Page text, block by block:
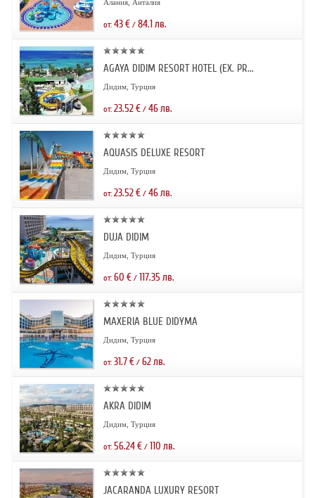
Алания, Анталия
от: 43€/ 84.1лв.
AGAYA DIDIM RESORT HOTEL (EX. PR...
Дидим, Турция
от: 23.52€/ 46лв.
AQUASIS DELUXE RESORT
Дидим, Турция
от: 23.52€/ 46лв.
DUJA DIDIM
Дидим, Турция
от: 60 €/ 117.35 лв.
MAXERIA BLUE DIDYMA
Дидим, Турция
от: 31.7€/ 62лв.
AKRA DIDIM
Дидим, Турция
от: 56.24€/ 110 лв.
JACARANDA LUXURY RESORT